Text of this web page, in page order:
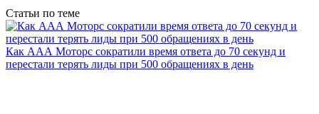
Статьи по теме
Как ААА Моторс сократили время ответа до 70 секунд и
перестали терять лиды при 500 обращениях в день